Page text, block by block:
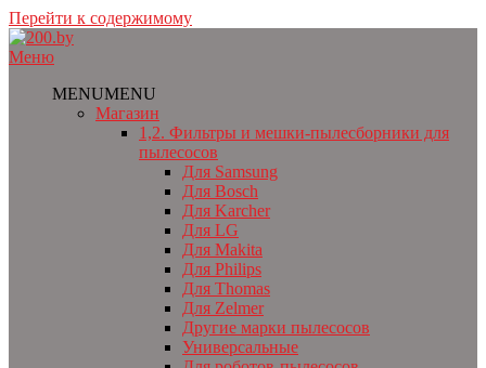
Перейти к содержимому
Меню
MENUMENU
Магазин
1,2. Фильтры и мешки-пылесборники для
пылесосов
Для Samsung
Для Bosch
Для Karcher
Для LG
Для Makita
Для Philips
Для Thomas
Для Zelmer
Другие марки пылесосов
Универсальные